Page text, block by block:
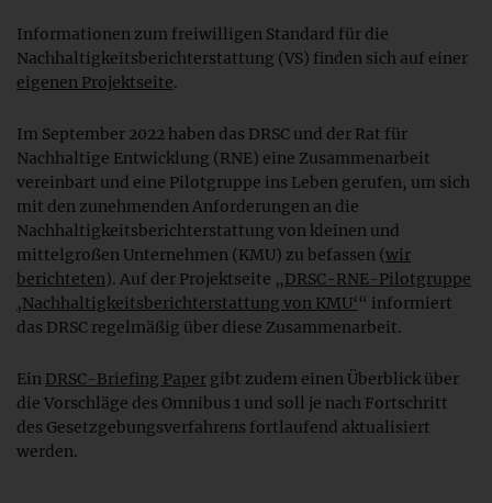
Informationen zum freiwilligen Standard für die
Nachhaltigkeitsberichterstattung (VS) finden sich auf einer
eigenen Projektseite.
Im September 2022 haben das DRSC und der Rat für
Nachhaltige Entwicklung (RNE) eine Zusammenarbeit
vereinbart und eine Pilotgruppe ins Leben gerufen, um sich
mit den zunehmenden Anforderungen an die
Nachhaltigkeitsberichterstattung von kleinen und
mittelgroßen Unternehmen (KMU) zu befassen (wir
berichteten). Auf der Projektseite „DRSC-RNE-Pilotgruppe
‚Nachhaltigkeitsberichterstattung von KMU‘ “ informiert
das DRSC regelmäßig über diese Zusammenarbeit.
Ein DRSC-Briefing Paper gibt zudem einen Überblick über
die Vorschläge des Omnibus 1 und soll je nach Fortschritt
des Gesetzgebungsverfahrens fortlaufend aktualisiert
werden.